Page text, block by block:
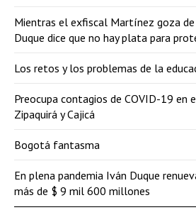
Mientras el exfiscal Martínez goza
Duque dice que no hay plata para
Los retos y los problemas de la
Preocupa contagios de COVID-19 en
Zipaquirá y Cajicá
Bogotá fantasma
En plena pandemia Iván Duque
más de $ 9 mil 600 millones